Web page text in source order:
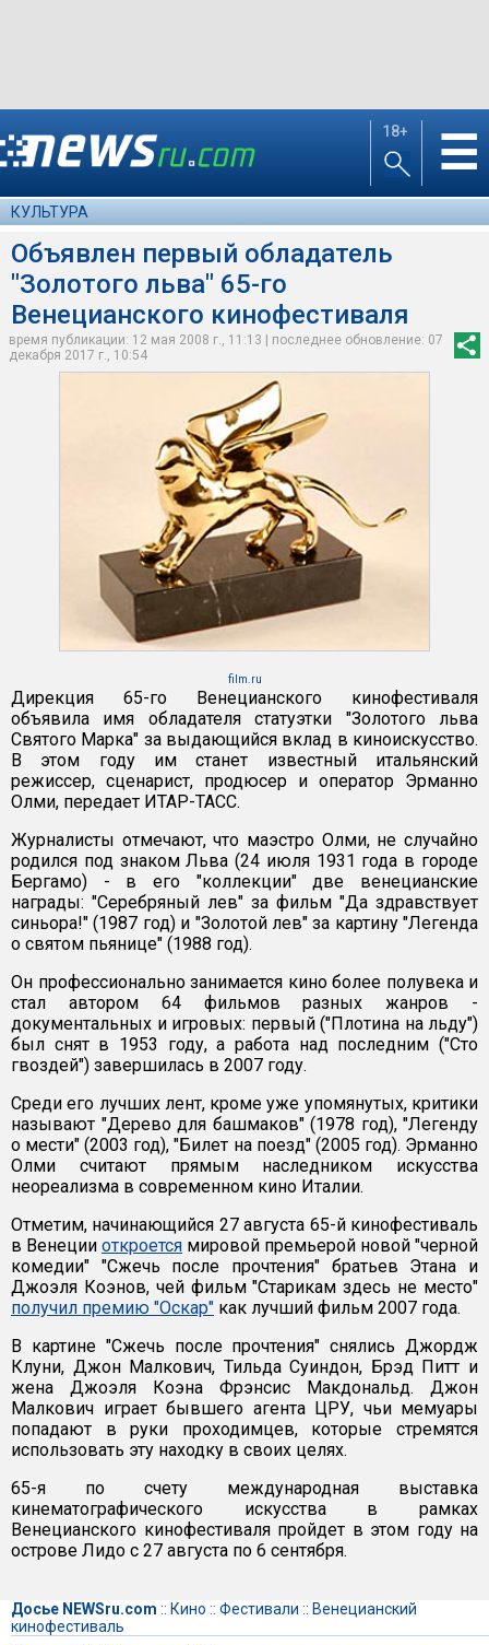
18+ ☰
КУЛЬТУРА
Объявлен первый обладатель
"Золотого льва" 65-го
Венецианского кинофестиваля
время публикации: 12 мая 2008 г., 11:13 | последнее обновление: 07
декабря 2017 г., 10:54
film.ru
Дирекция 65-го Венецианского кинофестиваля
объявила имя обладателя статуэтки "Золотого льва
Святого Марка" за выдающийся вклад в киноискусство.
В этом году им станет известный итальянский
режиссер, сценарист, продюсер и оператор Эрманно
Олми, передает ИТАР-ТАСС.
Журналисты отмечают, что маэстро Олми, не случайно
родился под знаком Льва (24 июля 1931 года в городе
Бергамо) - в его "коллекции" две венецианские
награды: "Серебряный лев" за фильм "Да здравствует
синьора!" (1987 год) и "Золотой лев" за картину "Легенда
о святом пьянице" (1988 год).
Он профессионально занимается кино более полувека и
стал автором 64 фильмов разных жанров -
документальных и игровых: первый ("Плотина на льду")
был снят в 1953 году, а работа над последним ("Сто
гвоздей") завершилась в 2007 году.
Среди его лучших лент, кроме уже упомянутых, критики
называют "Дерево для башмаков" (1978 год), "Легенду
о мести" (2003 год), "Билет на поезд" (2005 год). Эрманно
Олми считают прямым наследником искусства
неореализма в современном кино Италии.
Отметим, начинающийся 27 августа 65-й кинофестиваль
в Венеции откроется мировой премьерой новой "черной
комедии" "Сжечь после прочтения" братьев Этана и
Джоэля Коэнов, чей фильм "Старикам здесь не место"
получил премию "Оскар" как лучший фильм 2007 года.
В картине "Сжечь после прочтения" снялись Джордж
Клуни, Джон Малкович, Тильда Суиндон, Брэд Питт и
жена Джоэля Коэна Фрэнсис Макдональд. Джон
Малкович играет бывшего агента ЦРУ, чьи мемуары
попадают в руки проходимцев, которые стремятся
использовать эту находку в своих целях.
65-я по счету международная выставка
кинематографического искусства в рамках
Венецианского кинофестиваля пройдет в этом году на
острове Лидо с 27 августа по 6 сентября.
Досье NEWSru.com :: Кино :: Фестивали :: Венецианский
кинофестиваль